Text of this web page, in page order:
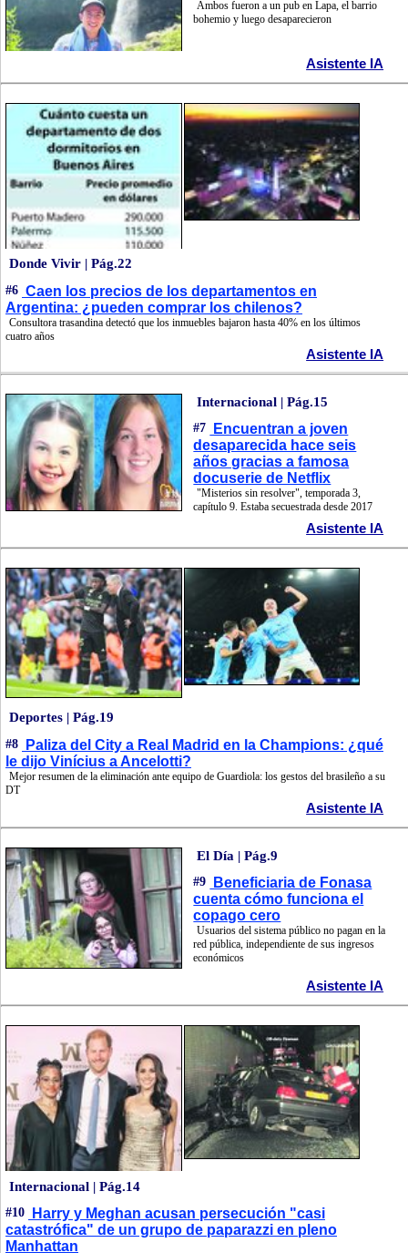
Ambos fueron a un pub en Lapa, el barrio
bohemio y luego desaparecieron
Asistente IA
Donde Vivir | Pág.22
#6 Caen los precios de los departamentos en
Argentina: ¿pueden comprar los chilenos?
Consultora trasandina detectó que los inmuebles bajaron hasta 40% en los últimos
cuatro años
Asistente IA
Internacional | Pág.15
#7
Encuentran a joven
desaparecida hace seis
años gracias a famosa
docuserie de Netflix
"Misterios sin resolver", temporada 3,
capítulo 9. Estaba secuestrada desde 2017
Asistente IA
Deportes | Pág.19
#8
Paliza del City a Real Madrid en la Champions: ¿qué
le dijo Vinícius a Ancelotti?
Mejor resumen de la eliminación ante equipo de Guardiola: los gestos del brasileño a su
DT
Asistente IA
El Día | Pág.9
#9
Beneficiaria de Fonasa
cuenta cómo funciona el
copago cero
Usuarios del sistema público no pagan en la
red pública, independiente de sus ingresos
económicos
Asistente IA
Internacional | Pág.14
#10
Harry y Meghan acusan persecución "casi
catastrófica" de un grupo de paparazzi en pleno
Manhattan